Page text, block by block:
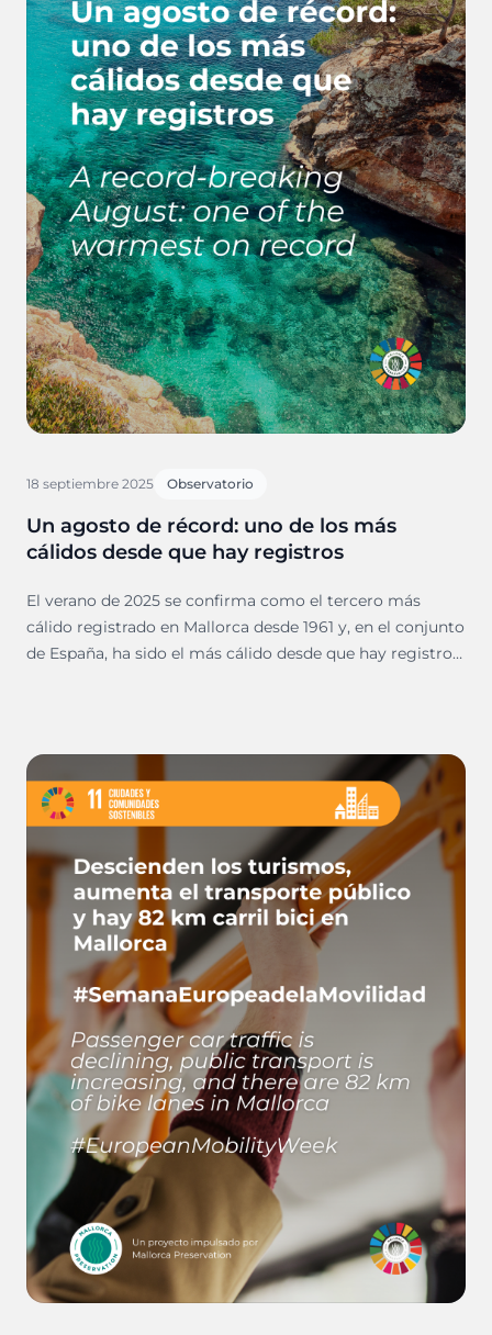
18 septiembre 2025 Observatorio
Un agosto de récord: uno de los más
cálidos desde que hay registros
El verano de 2025 se confirma como el tercero más
cálido registrado en Mallorca desde 1961 y, en el conjunto
de España, ha sido el más cálido desde que hay registros,